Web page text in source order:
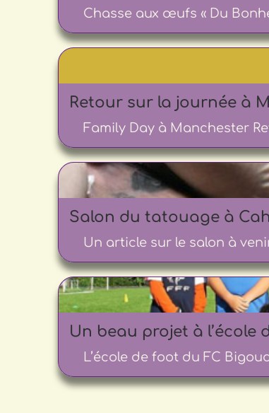
Chasse aux œufs « Du
Retour sur la journée à
Family Day à Manchester
Salon du tatouage à
Un article sur le salon à
Un beau projet à l’école
L’école de foot du FC